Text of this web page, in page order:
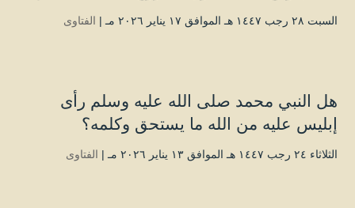
السبت ۲۸ رجب ۱٤٤۷ هـ الموافق ۱۷ يناير ۲۰۲٦ مـ | الفتاوى
هل النبي محمد صلى الله عليه وسلم رأى
إبليس عليه من الله ما يستحق وكلمه؟
الثلاثاء ۲٤ رجب ۱٤٤۷ هـ الموافق ۱۳ يناير ۲۰۲٦ مـ | الفتاوى